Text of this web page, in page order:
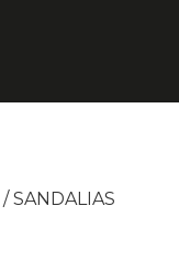
/ SANDALIAS